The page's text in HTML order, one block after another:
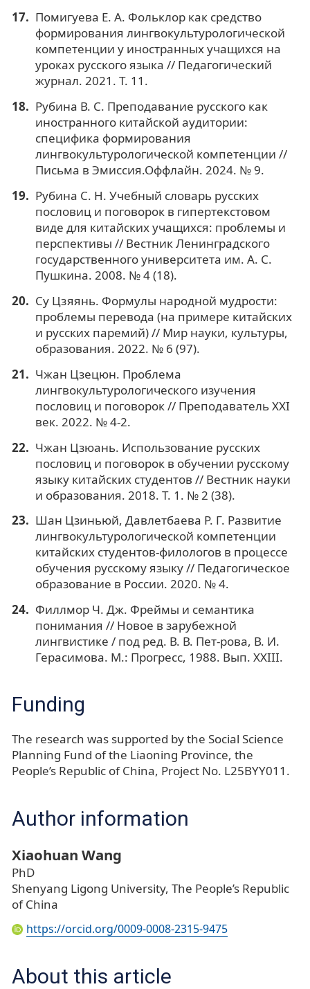
Помигуева Е. А. Фольклор как средство
формирования лингвокультурологической
компетенции у иностранных учащихся на
уроках русского языка // Педагогический
журнал. 2021. Т. 11.
Рубина В. С. Преподавание русского как
иностранного китайской аудитории:
специфика формирования
лингвокультурологической компетенции //
Письма в Эмиссия.Оффлайн. 2024. № 9.
Рубина С. Н. Учебный словарь русских
пословиц и поговорок в гипертекстовом
виде для китайских учащихся: проблемы и
перспективы // Вестник Ленинградского
государственного университета им. А. С.
Пушкина. 2008. № 4 (18).
Су Цзяянь. Формулы народной мудрости:
проблемы перевода (на примере китайских
и русских паремий) // Мир науки, культуры,
образования. 2022. № 6 (97).
Чжан Цзецюн. Проблема
лингвокультурологического изучения
пословиц и поговорок // Преподаватель XXI
век. 2022. № 4-2.
Чжан Цзюань. Использование русских
пословиц и поговорок в обучении русскому
языку китайских студентов // Вестник науки
и образования. 2018. Т. 1. № 2 (38).
Шан Цзиньюй, Давлетбаева Р. Г. Развитие
лингвокультурологической компетенции
китайских студентов-филологов в процессе
обучения русскому языку // Педагогическое
образование в России. 2020. № 4.
Филлмор Ч. Дж. Фреймы и семантика
понимания // Новое в зарубежной
лингвистике / под ред. В. В. Пет-рова, В. И.
Герасимова. М.: Прогресс, 1988. Вып. XXIII.
Funding
The research was supported by the Social Science
Planning Fund of the Liaoning Province, the
People’s Republic of China, Project No. L25BYY011.
Author information
Xiaohuan Wang
PhD
Shenyang Ligong University, The People’s Republic
of China
https://orcid.org/0009-0008-2315-9475
About this article